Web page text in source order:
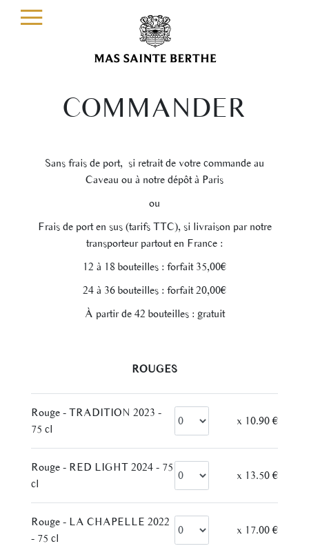
COMMANDER
Sans frais de port, si retrait de votre commande au
Caveau ou à notre dépôt à Paris
ou
Frais de port en sus (tarifs TTC), si livraison par notre
transporteur partout en France :
12 à 18 bouteilles : forfait 35,00€
24 à 36 bouteilles : forfait 20,00€
À partir de 42 bouteilles : gratuit
– ROUGES –
Rouge - TRADITION 2023 -
75 cl
x 10.90 €
Rouge - RED LIGHT 2024 - 75
cl
x 13.50 €
Rouge - LA CHAPELLE 2022
- 75 cl
x 17.00 €